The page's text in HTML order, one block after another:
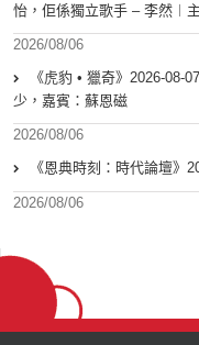
怡，佢係獨立歌手 – 李然︱
2026/08/06
《虎豹 • 獵奇》2026-08-
少，嘉賓：蘇恩磁
2026/08/06
《恩典時刻：時代論壇》
2026/08/06